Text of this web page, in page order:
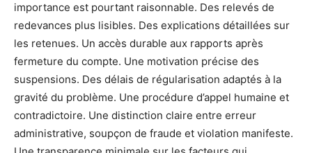
importance est pourtant raisonnable. Des relevés de
redevances plus lisibles. Des explications détaillées sur
les retenues. Un accès durable aux rapports après
fermeture du compte. Une motivation précise des
suspensions. Des délais de régularisation adaptés à la
gravité du problème. Une procédure d’appel humaine et
contradictoire. Une distinction claire entre erreur
administrative, soupçon de fraude et violation manifeste.